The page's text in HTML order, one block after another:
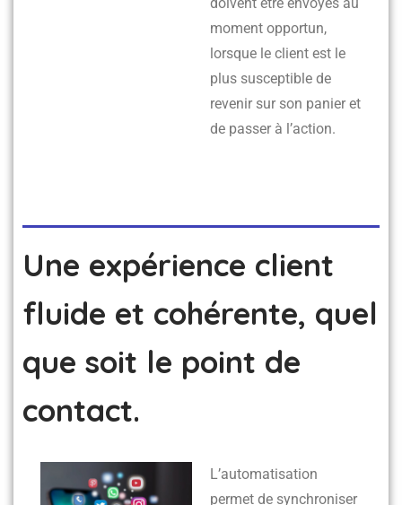
moment opportun,
lorsque le client est le
plus susceptible de
revenir sur son panier et
de passer à l’action.
Une expérience client
fluide et cohérente, quel
que soit le point de
contact.
L’automatisation
permet de synchroniser